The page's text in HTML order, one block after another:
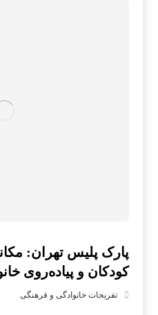
پارک پلیس تهران:
کودکان و پیاده‌روی
تفریحات خانوادگی و فرهنگی